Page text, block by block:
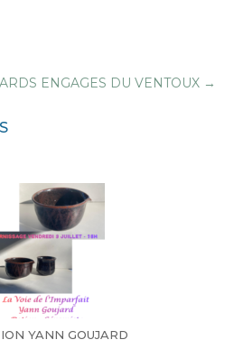
ENGAGES DU VENTOUX →
YANN GOUJARD